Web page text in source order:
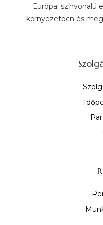
Európai színvonalú
környezetben és